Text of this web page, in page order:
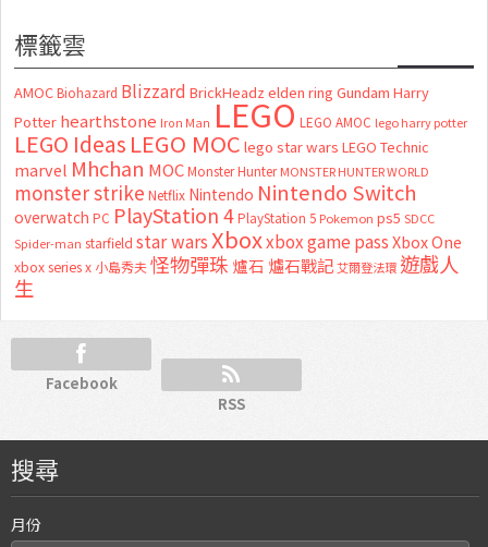
標籤雲
AMOC Biohazard Blizzard BrickHeadz elden ring Gundam Harry
Potter hearthstone Iron Man LEGO LEGO AMOC lego harry potter
LEGO Ideas LEGO MOC lego star wars LEGO Technic
marvel Mhchan MOC Monster Hunter MONSTER HUNTER WORLD
monster strike Netflix Nintendo Nintendo Switch
overwatch PC PlayStation 4 PlayStation 5 Pokemon ps5 SDCC
Spider-man starfield star warsXboxxbox game passXbox One
xbox series x 小島秀夫怪物彈珠 爐石 爐石戰記艾爾登法環 遊戲人
生
Facebook
RSS
搜尋
月份